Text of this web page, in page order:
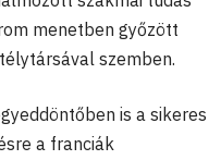
menetben győzött
szemben.
is a sikeres
a franciák